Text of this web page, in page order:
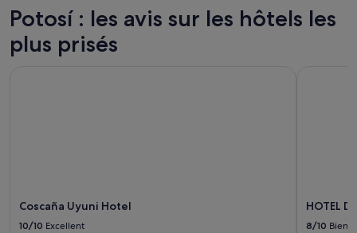
Potosí : les avis sur les hôtels les
plus prisés
Coscaña Uyuni Hotel
10/10 Excellent
HOTEL
8/10 Bien